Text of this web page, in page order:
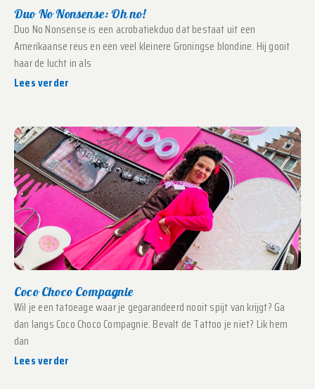
Duo No Nonsense: Oh no!
Duo No Nonsense is een acrobatiekduo dat bestaat uit een
Amerikaanse reus en een veel kleinere Groningse blondine. Hij gooit
haar de lucht in als
Lees verder
Coco Choco Compagnie
Wil je een tatoeage waar je gegarandeerd nooit spijt van krijgt? Ga
dan langs Coco Choco Compagnie. Bevalt de Tattoo je niet? Lik hem
dan
Lees verder